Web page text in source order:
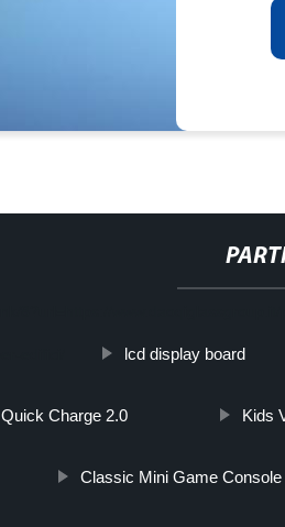
lcd display board
Quick Charge 2.0 Kids
Classic Mini Game Console